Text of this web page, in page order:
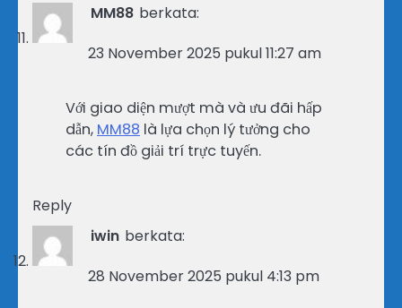
MM88 berkata:
23 November 2025 pukul 11:27 am
Với giao diện mượt mà và ưu đãi hấp
dẫn, MM88 là lựa chọn lý tưởng cho
các tín đồ giải trí trực tuyến.
Reply
iwin berkata:
28 November 2025 pukul 4:13 pm